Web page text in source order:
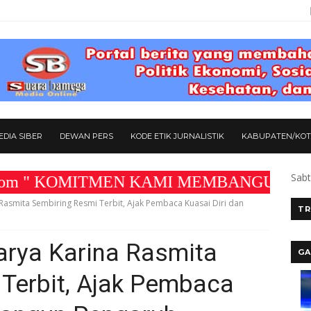
SIBER DEWAN PERS KODE ETIK JURNALISTIK KABUPATEN/
KAMI MEMBANGUN MEDIA
Sembiring Resmi Terbit, Ajak Pembaca Kuasai Diri dan
Karina Rasmita
Ajak Pembaca